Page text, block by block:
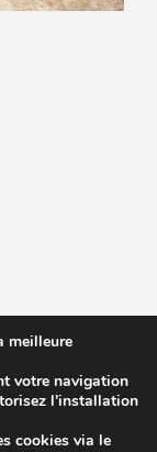
d'Ardèche
meilleure
votre navigation
l’installation
cookies via le